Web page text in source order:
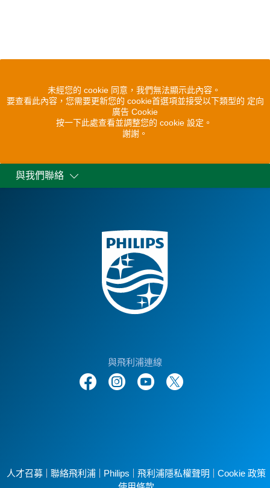
未經您的 cookie 同意，我們無法顯示此內容。
要查看此內容，您需要更新您的 cookie首選項並接受以下類型的 定向
廣告 Cookie
按一下此處查看並調整您的 cookie 設定。
謝謝。
與我們聯絡
與飛利浦連線
人才召募 聯絡飛利浦 Philips 飛利浦隱私權聲明
Cookie 政策